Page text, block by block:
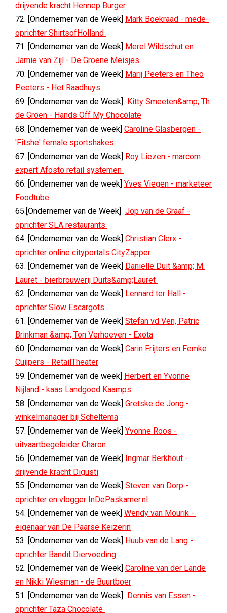
drijvende kracht Hennep Burger
72. [Ondernemer van de Week] Mark Boekraad - mede-
oprichter ShirtsofHolland
71. [Ondernemer van de Week] Merel Wildschut en
Jamie van Zijl - De Groene Meisjes
70. [Ondernemer van de Week] Marij Peeters en Theo
Peeters - Het Raadhuys
69. [Ondernemer van de Week] Kitty Smeeten&amp; Th.
de Groen - Hands Off My Chocolate
68. [Ondernemer van de week] Caroline Glasbergen -
'Fitshe' female sportshakes
67. [Ondernemer van de Week] Roy Liezen - marcom
expert Afosto retail systemen
66. [Ondernemer van de week] Yves Viegen - marketeer
Foodtube
65.[Ondernemer van de Week] Jop van de Graaf -
oprichter SLA restaurants
64. [Ondernemer van de Week] Christian Clerx -
oprichter online cityportals CityZapper
63. [Ondernemer van de Week] Daniëlle Duit &amp; M.
Lauret - bierbrouwerij Duits&amp;Lauret
62. [Ondernemer van de Week] Lennard ter Hall -
oprichter Slow Escargots
61. [Ondernemer van de Week] Stefan vd Ven, Patric
Brinkman &amp; Ton Verhoeven - Exota
60. [Ondernemer van de Week] Carin Frijters en Femke
Cuijpers - RetailTheater
59. [Ondernemer van de week] Herbert en Yvonne
Nijland - kaas Landgoed Kaamps
58. [Ondernemer van de Week] Gretske de Jong -
winkelmanager bij Scheltema
57. [Ondernemer van de Week] Yvonne Roos -
uitvaartbegeleider Charon
56. [Ondernemer van de Week] Ingmar Berkhout -
drijvende kracht Digusti
55. [Ondernemer van de Week] Steven van Dorp -
oprichter en vlogger InDePaskamer.nl
54. [Ondernemer van de week] Wendy van Mourik -
eigenaar van De Paarse Keizerin
53. [Ondernemer van de Week] Huub van de Lang -
oprichter Bandit Diervoeding
52. [Ondernemer van de Week] Caroline van der Lande
en Nikki Wiesman - de Buurtboer
51. [Ondernemer van de Week] Dennis van Essen -
oprichter Taza Chocolate